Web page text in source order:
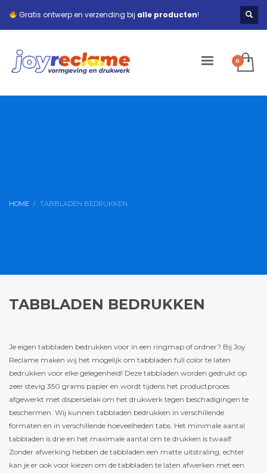
Gratis ontwerp en verzending bij alle producten!
HOME TABBLADEN BEDRUKKEN
TABBLADEN BEDRUKKEN
Je eigen tabbladen bedrukken voor in een ringmap of ordner? Bij Joy
Reclame maken wij het mogelijk om tabbladen full color te laten
bedrukken voor elke gelegenheid! Deze tabbladen worden gedrukt op
zeer stevig 350 grams papier en wordt tijdens het productproces
afgewerkt met dispersielak om het drukwerk tegen beschadigingen te
beschermen. Wij kunnen tabbladen bedrukken in verschillende
formaten en in verschillende hoeveelheden tabs. Het minimale aantal
tabbladen is drie en het maximale aantal om te drukken is twaalf.
Zonder afwerking hebben de tabbladen een matte uitstraling, echter
kan je er ook voor kiezen om de tabbladen te laten afwerken met een